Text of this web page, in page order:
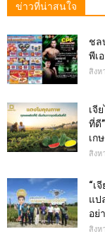
ข่าวที่น่าสนใจ
ชล
พีเ
สิงห
เจี
ที่ดี
เก
สิงห
“เ
แป
อย่
สิงห